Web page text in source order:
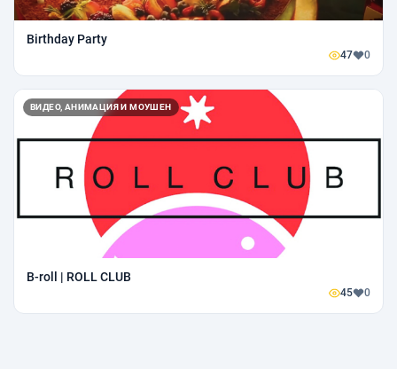
Birthday Party
47 0
ВИДЕО, АНИМАЦИЯ И МОУШЕН
B-roll | ROLL CLUB
45 0